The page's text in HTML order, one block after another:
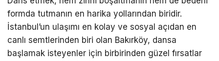
formda tutmanın en harika yollarından biridir.
İstanbul’un ulaşımı en kolay ve sosyal açıdan en
canlı semtlerinden biri olan Bakırköy, dansa
başlamak isteyenler için birbirinden güzel fırsatlar